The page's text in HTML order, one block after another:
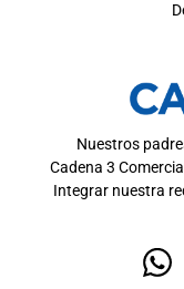
Nuestros
Cadena 3 Comercial
Integrar nuestra